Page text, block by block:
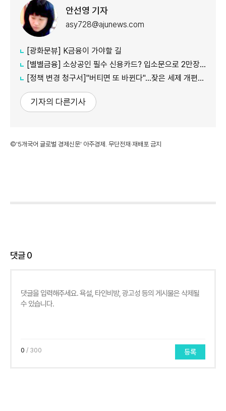
안선영 기자
asy728@ajunews.com
[광화문뷰] K금융이 가야할 길
[별별금융] 소상공인 필수 신용카드? 입소문으로 2만장 발급
[정책 변경 청구서]"버티면 또 바뀐다"…잦은 세제 개편이 키운 '학습 효과'
기자의 다른기사
©'5개국어 글로벌 경제신문' 아주경제. 무단전재·재배포 금지
댓글0
0 / 300 등록